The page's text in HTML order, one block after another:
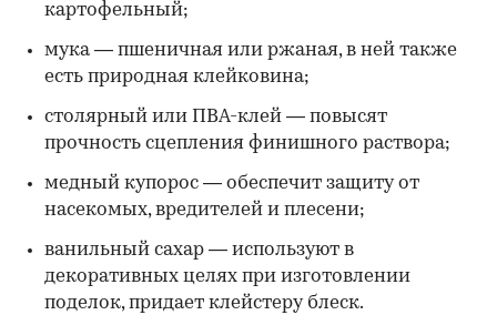
картофельный;
мука — пшеничная или ржаная, в ней также
есть природная клейковина;
столярный или ПВА-клей — повысят
прочность сцепления финишного раствора;
медный купорос — обеспечит защиту от
насекомых, вредителей и плесени;
ванильный сахар — используют в
декоративных целях при изготовлении
поделок, придает клейстеру блеск.